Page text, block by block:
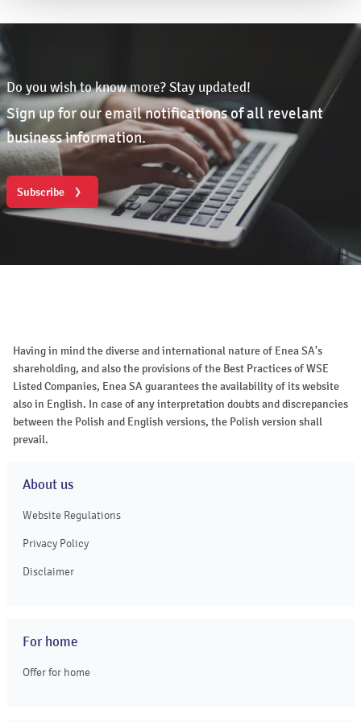
Do you wish to know more? Stay updated!
Sign up for our email notifications of all revelant
business information.
Subscribe
Having in mind the diverse and international nature of Enea SA's
shareholding, and also the provisions of the Best Practices of WSE
Listed Companies, Enea SA guarantees the availability of its website
also in English. In case of any interpretation doubts and discrepancies
between the Polish and English versions, the Polish version shall
prevail.
About us
Website Regulations
Privacy Policy
Disclaimer
For home
Offer for home